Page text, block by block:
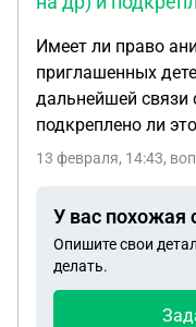
Имеет ли право
приглашенных
дальнейшей связи
подкреплено ли
13 февраля, 14:43,
У вас похожая
Опишите свои
делать.